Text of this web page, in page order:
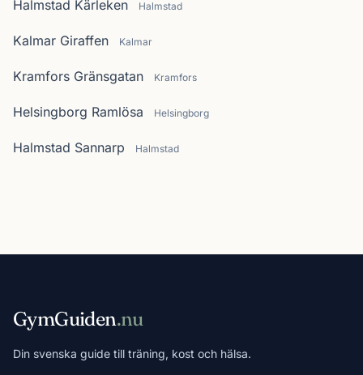
Halmstad Kärleken Halmstad
Kalmar Giraffen Kalmar
Kramfors Gränsgatan Kramfors
Helsingborg Ramlösa Helsingborg
Halmstad Sannarp Halmstad
GymGuiden.nu
Din svenska guide till träning, kost och hälsa.